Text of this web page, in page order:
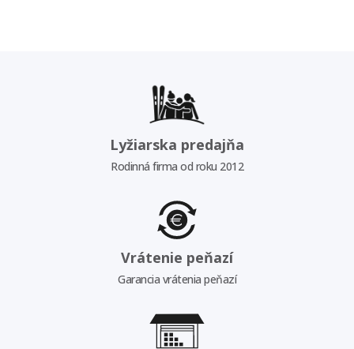
Lyžiarska predajňa
Rodinná firma od roku 2012
Vrátenie peňazí
Garancia vrátenia peňazí